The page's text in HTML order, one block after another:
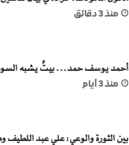
منذ 3 دقائق
أحمد يوسف حمد… بيتٌ يشبه
منذ 3 أيام
بين الثورة والوعي: علي عبد اللطيف